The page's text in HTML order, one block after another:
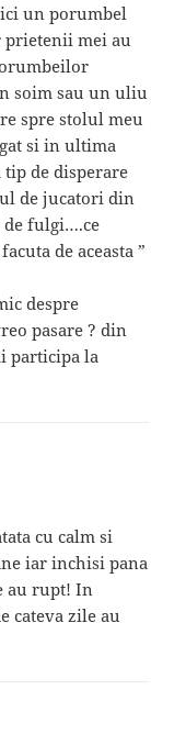
un porumbel
mei au
soim sau un uliu
spre stolul meu
si in ultima
tip de disperare
de jucatori din
de fulgi….ce
de aceasta ”
despre
pasare ? din
participa la
cu calm si
iar inchisi pana
au rupt! In
cateva zile au